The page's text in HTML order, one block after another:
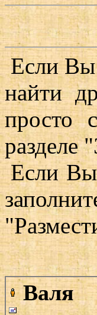
Если Вы
найти
просто
разделе
Если Вы
Валя